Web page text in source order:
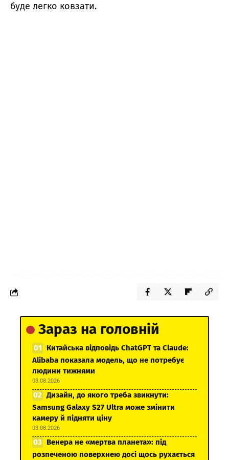
буде легко ковзати.
Зараз на головній
Китайська відповідь ChatGPT та Claude:
Alibaba показала модель, що не потребує
людини тижнями
03.08.2026
Дизайн, до якого треба звикнути:
Samsung Galaxy S27 Ultra може змінити
камеру й підняти ціну
03.08.2026
Венера не «мертва планета»: під
розпеченою поверхнею досі щось рухається